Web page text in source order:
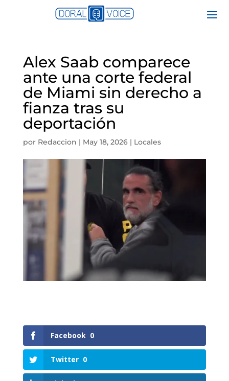
Alex Saab comparece
ante una corte federal
de Miami sin derecho a
fianza tras su
deportación
por Redaccion | May 18, 2026| Locales
Facebook 0
Twitter 0